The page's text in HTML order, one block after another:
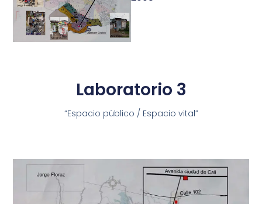
Laboratorio 3
“Espacio público / Espacio vital”